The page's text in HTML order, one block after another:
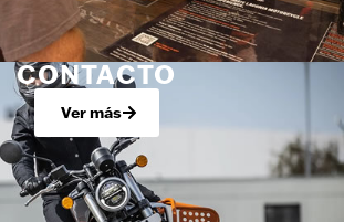
CONTACTO
Ver más